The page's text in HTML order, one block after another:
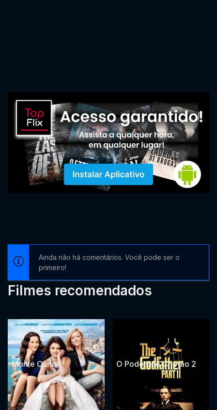
Ainda não há comentários. Você pode ser o
primeiro!
Filmes recomendados
Monte Carlo O Poderoso Chefão 2